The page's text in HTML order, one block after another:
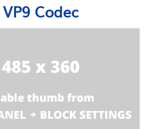
VP9 Codec